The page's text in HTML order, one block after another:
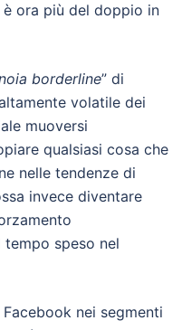
ora più del doppio in
borderline” di
volatile dei
muoversi
qualsiasi cosa che
nelle tendenze di
invece diventare
tempo speso nel
nei segmenti